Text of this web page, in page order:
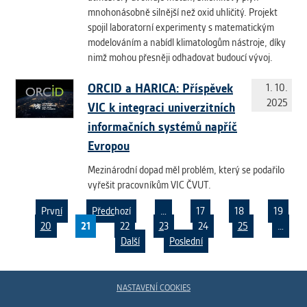
mnohonásobně silnější než oxid uhličitý. Projekt
spojil laboratorní experimenty s matematickým
modelováním a nabídl klimatologům nástroje, díky
nimž mohou přesněji odhadovat budoucí vývoj.
ORCID a HARICA: Příspěvek
VIC k integraci univerzitních
informačních systémů napříč
Evropou
1. 10.
2025
Mezinárodní dopad měl problém, který se podařilo
vyřešit pracovníkům VIC ČVUT.
První Předchozí … 17 18
19
20
21 22 23 24 25
…
Další
Poslední
NASTAVENÍ COOKIES